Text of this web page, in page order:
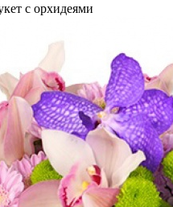
с орхидеями